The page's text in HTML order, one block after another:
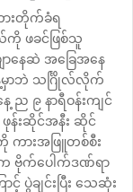
ားတိုက်ခံရ
ကို ဖခင်ဖြစ်သူ
နေဆဲ အခြေအနေ
ေ့မှာဘဲ သင်္ဂြိုလ်လိုက်
ည ၉ နာရီဝန်းကျင်
ဖုန်းဆိုင်အနီး ဆိုင်
ကားအဖြူတစ်စီး
ဗိုက်ပေါက်ဒဏ်ရာ
င့် ပွဲချင်းပြီး သေဆုံး